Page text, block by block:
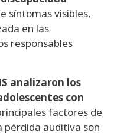
síntomas visibles,
en las
responsables
analizaron los
con
factores de
pérdida auditiva son